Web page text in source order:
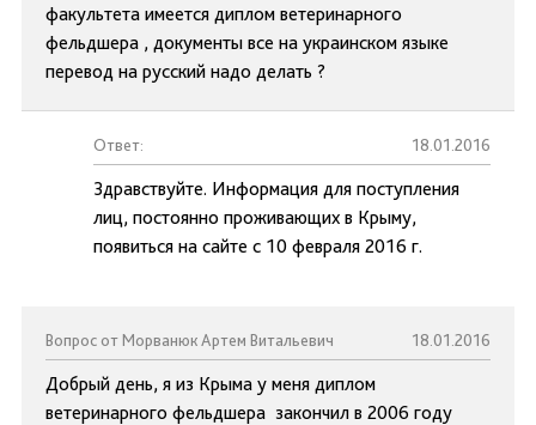
факультета имеется диплом ветеринарного
фельдшера , документы все на украинском языке
перевод на русский надо делать ?
Ответ: 18.01.2016
Здравствуйте. Информация для поступления
лиц, постоянно проживающих в Крыму,
появиться на сайте с 10 февраля 2016 г.
Вопрос от Морванюк Артем Витальевич 18.01.2016
Добрый день, я из Крыма у меня диплом
ветеринарного фельдшера закончил в 2006 году